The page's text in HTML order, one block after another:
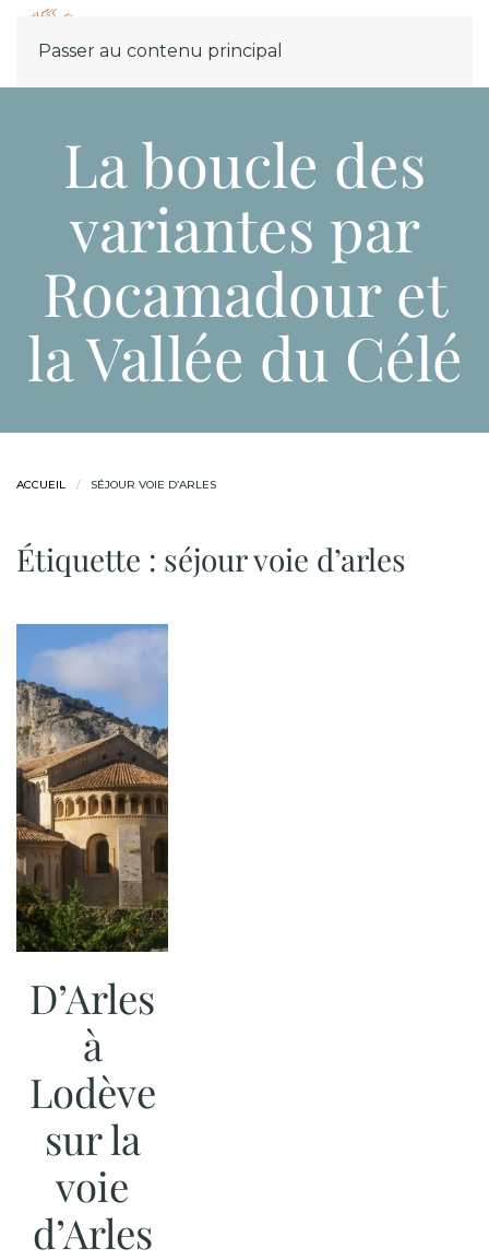
Passer au contenu principal
La boucle des
variantes par
Rocamadour et
la Vallée du Célé
ACCUEIL SÉJOUR VOIE D’ARLES
Étiquette : séjour voie d’arles
D’Arles
à
Lodève
sur la
voie
d’Arles